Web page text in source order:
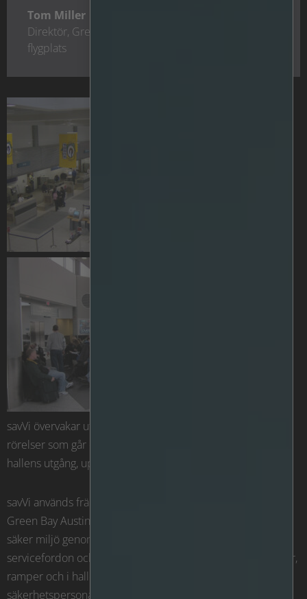
Tom Miller
Direktör, Green Bay Austin Straubel Internationella
flygplats
savVi övervakar utfartsfilerna för att säkerställa att alla
rörelser som går emot trafikflödet, eller inpassering genom
hallens utgång, upptäcks och utreds i realtid.
savVi används främst för att upprätthålla ordningen på
Green Bay Austin Straubel Airport och bevara en trygg och
säker miljö genom att övervaka rörelserna för flygplan,
servicefordon och personal på flygbolagens landningsbanor,
ramper och i hallen. savVi skickar automatiskt ett larm till
säkerhetspersonalen när den upptäcker en händelse i